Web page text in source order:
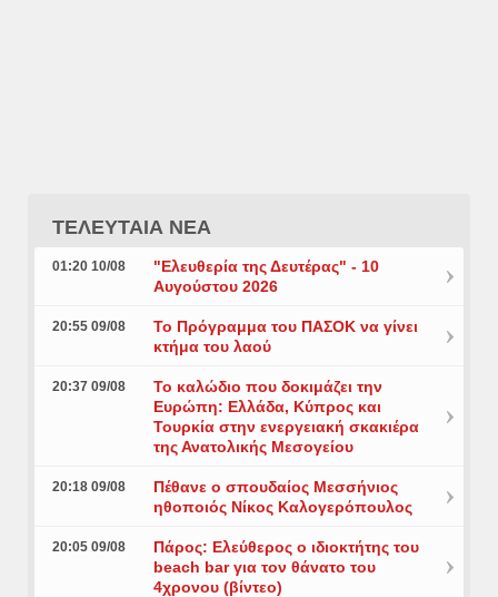
ΤΕΛΕΥΤΑΙΑ ΝΕΑ
01:20 10/08
"Ελευθερία της Δευτέρας" - 10
Αυγούστου 2026
20:55 09/08
Το Πρόγραμμα του ΠΑΣΟΚ να γίνει
κτήμα του λαού
20:37 09/08
Το καλώδιο που δοκιμάζει την
Ευρώπη: Ελλάδα, Κύπρος και
Τουρκία στην ενεργειακή σκακιέρα
της Ανατολικής Μεσογείου
20:18 09/08
Πέθανε ο σπουδαίος Μεσσήνιος
ηθοποιός Νίκος Καλογερόπουλος
20:05 09/08
Πάρος: Ελεύθερος ο ιδιοκτήτης του
beach bar για τον θάνατο του
4χρονου (βίντεο)